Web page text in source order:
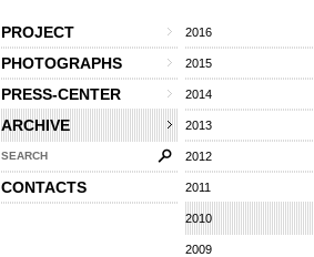
PROJECT
PHOTOGRAPHS
PRESS-CENTER
ARCHIVE
2016
2015
2014
2013
2012
2011
2010
2009
SEARCH
CONTACTS